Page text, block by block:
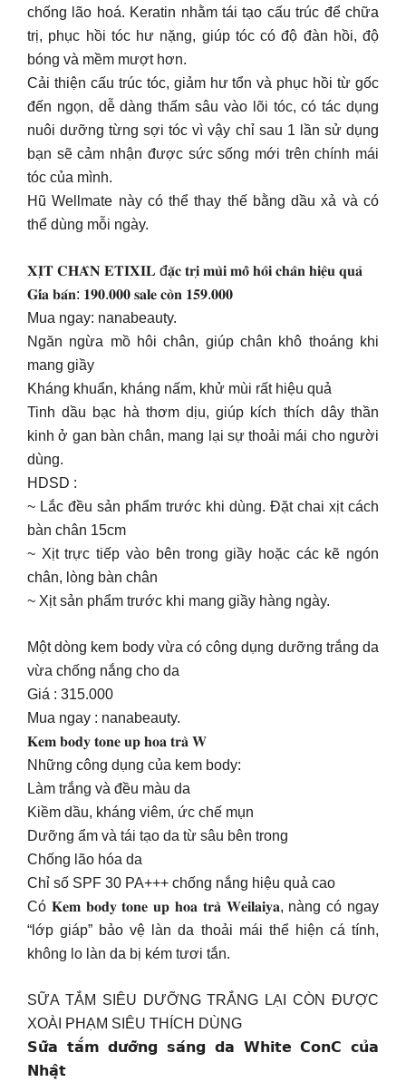
chống lão hoá. Keratin nhằm tái tạo cấu trúc để chữa
trị, phục hồi tóc hư nặng, giúp tóc có độ đàn hồi, độ
bóng và mềm mượt hơn.
Cải thiện cấu trúc tóc, giảm hư tổn và phục hồi từ gốc
đến ngọn, dễ dàng thấm sâu vào lõi tóc, có tác dụng
nuôi dưỡng từng sợi tóc vì vậy chỉ sau 1 lần sử dụng
bạn sẽ cảm nhận được sức sống mới trên chính mái
tóc của mình.
Hũ Wellmate này có thể thay thế bằng dầu xả và có
thể dùng mỗi ngày.
𝐗𝐈̣𝐓 𝐂𝐇𝐀̂𝐍 𝐄𝐓𝐈𝐗𝐈𝐋 đ𝐚̣̆𝐜 𝐭𝐫𝐢̣ 𝐦𝐮̀𝐢 𝐦𝐨̂̀ 𝐡𝐨̂𝐢 𝐜𝐡𝐚̂𝐧 𝐡𝐢𝐞̣̂𝐮 𝐪𝐮𝐚̉
𝐆𝐢́𝐚 𝐛𝐚́𝐧: 𝟏𝟗𝟎.𝟎𝟎𝟎 𝐬𝐚𝐥𝐞 𝐜𝐨̀𝐧 𝟏𝟓𝟗.𝟎𝟎𝟎
Mua ngay: nanabeauty.
Ngăn ngừa mồ hôi chân, giúp chân khô thoáng khi
mang giầy
Kháng khuẩn, kháng nấm, khử mùi rất hiệu quả
Tinh dầu bạc hà thơm dịu, giúp kích thích dây thần
kinh ở gan bàn chân, mang lại sự thoải mái cho người
dùng.
HDSD :
~ Lắc đều sản phẩm trước khi dùng. Đặt chai xịt cách
bàn chân 15cm
~ Xịt trực tiếp vào bên trong giầy hoặc các kẽ ngón
chân, lòng bàn chân
~ Xịt sản phẩm trước khi mang giầy hàng ngày.
Một dòng kem body vừa có công dụng dưỡng trắng da
vừa chống nắng cho da
Giá : 315.000
Mua ngay : nanabeauty.
𝐊𝐞𝐦 𝐛𝐨𝐝𝐲 𝐭𝐨𝐧𝐞 𝐮𝐩 𝐡𝐨𝐚 𝐭𝐫𝐚̀ 𝐖
Những công dụng của kem body:
Làm trắng và đều màu da
Kiềm dầu, kháng viêm, ức chế mụn
Dưỡng ẩm và tái tạo da từ sâu bên trong
Chống lão hóa da
Chỉ số SPF 30 PA+++ chống nắng hiệu quả cao
Có 𝐊𝐞𝐦 𝐛𝐨𝐝𝐲 𝐭𝐨𝐧𝐞 𝐮𝐩 𝐡𝐨𝐚 𝐭𝐫𝐚̀ 𝐖𝐞𝐢𝐥𝐚𝐢𝐲𝐚, nàng có ngay
“lớp giáp” bảo vệ làn da thoải mái thể hiện cá tính,
không lo làn da bị kém tươi tắn.
SỮA TẮM SIÊU DƯỠNG TRẮNG LẠI CÒN ĐƯỢC
XOÀI PHẠM SIÊU THÍCH DÙNG
𝗦𝘂̛̃𝗮 𝘁𝗮̆́𝗺 𝗱𝘂̛𝗼̛̃𝗻𝗴 𝘀𝗮́𝗻𝗴 𝗱𝗮 𝗪𝗵𝗶𝘁𝗲 𝗖𝗼𝗻𝗖 𝗰𝘂̉𝗮
𝗡𝗵𝗮̣̂𝘁